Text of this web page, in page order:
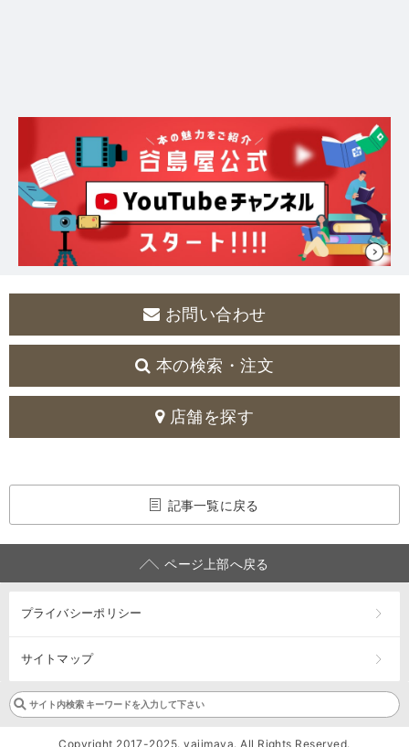
お問い合わせ
本の検索・注文
店舗を探す
記事一覧に戻る
ページ上部へ戻る
プライバシーポリシー
サイトマップ
Copyright 2017-2025. yajimaya. All Rights Reserved.